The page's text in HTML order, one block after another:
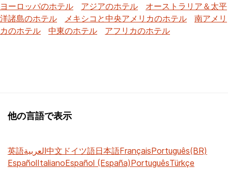
ヨーロッパのホテル
アジアのホテル
オーストラリア＆太平
洋諸島のホテル
メキシコと中央アメリカのホテル
南アメリ
カのホテル
中東のホテル アフリカのホテル
他の言語で表示
英語العربية中文 ドイツ語日本語FrançaisPortuguês(BR)
EspañolItalianoEspañol (España)PortuguêsTürkçe